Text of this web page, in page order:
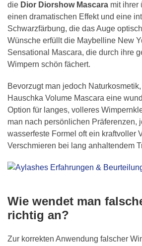
die Dior Diorshow Mascara mit ihrer
einen dramatischen Effekt und eine
Schwarzfärbung, die das Auge
Wünsche erfüllt die Maybelline New
Sensational Mascara, die durch ihre
Wimpern schön fächert.
Bevorzugt man jedoch
Hauschka Volume Mascara eine
Option für langes, volleres
man nach persönlichen Präferenzen,
wasserfeste Formel oft ein kraftvoller
Verschmieren bei lang anhaltendem
Wie wendet man
richtig an?
Zur korrekten Anwendung falscher